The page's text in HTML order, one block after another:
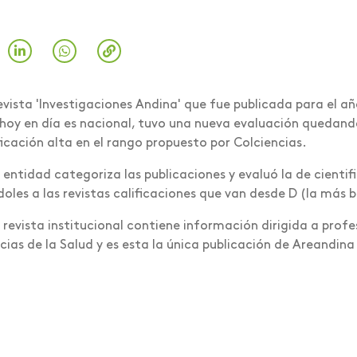
'Investigaciones Andina' que fue publicada para el
en día es nacional, tuvo una nueva evaluación
alta en el rango propuesto por Colciencias.
entidad categoriza las publicaciones y evaluó la de
a las revistas calificaciones que van desde D (la más
revista institucional contiene información dirigida a
de la Salud y es esta la única publicación de